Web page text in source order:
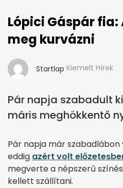
Lópici Gáspár
meg kurvázni
Startlap Kiemelt Hírek
Pár napja szabadult
máris meghökkentő
Pár napja már szabadlábon
eddig azért volt
megverte a népszerű
kellett szállítani.